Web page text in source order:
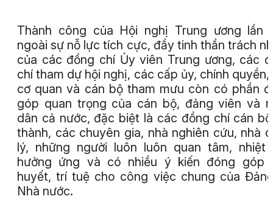
Thành công của Hội nghị Trung ương lần
ngoài sự nỗ lực tích cực, đầy tinh thần trách
của các đồng chí Ủy viên Trung ương, các
chí tham dự hội nghị, các cấp ủy, chính quyền,
cơ quan và cán bộ tham mưu còn có phần
góp quan trọng của cán bộ, đảng viên và
dân cả nước, đặc biệt là các đồng chí cán
thành, các chuyên gia, nhà nghiên cứu, nhà
lý, những người luôn luôn quan tâm, nhiệt
hưởng ứng và có nhiều ý kiến đóng góp
huyết, trí tuệ cho công việc chung của
Nhà nước.